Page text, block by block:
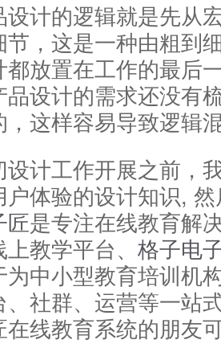
的逻辑就是先从
，这是一种由粗到
放置在工作的最后
设计的需求还没有
这样容易导致逻辑
工作开展之前，
户体验的设计知识,
匠是专注在线教育解
教学平台、 格子电
为中小型教育培训机
社群、运营等一站
线教育系统的朋友